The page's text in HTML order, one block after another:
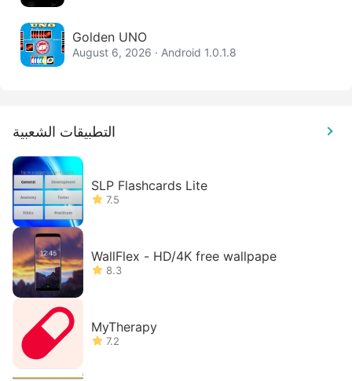
Golden UNO
August 6, 2026 · Android 1.0.1.8
التطبيقات الشعبية
SLP Flashcards Lite
7.5
WallFlex - HD/4K free wallpape
8.3
MyTherapy
7.2